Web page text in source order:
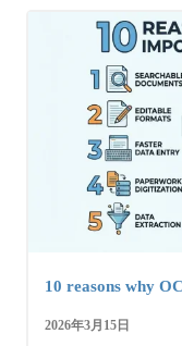
10 reasons why
2026年3月15日